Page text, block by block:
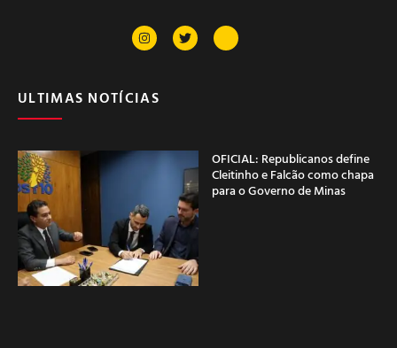
ULTIMAS NOTÍCIAS
OFICIAL: Republicanos define
Cleitinho e Falcão como chapa
para o Governo de Minas